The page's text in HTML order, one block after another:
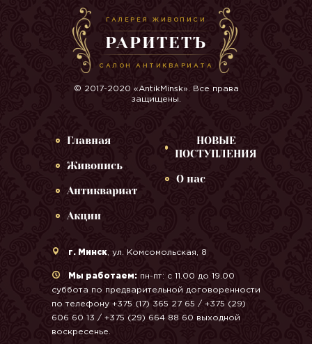
ГАЛЕРЕЯ ЖИВОПИСИ
РАРИТЕТЪ
САЛОН АНТИКВАРИАТА
© 2017-2020 «AntikMinsk». Все права
защищены.
Главная
Живопись
Антиквариат
Акции
НОВЫЕ
ПОСТУПЛЕНИЯ
О нас
г. Минск , ул. Комсомольская, 8
Мы работаем: пн-пт: с 11.00 до 19.00
суббота по предварительной договоренности
по телефону +375 (17) 365 27 65 / +375 (29)
606 60 13 / +375 (29) 664 88 60 выходной
воскресенье.